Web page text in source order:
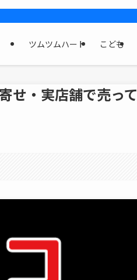
ツムツムハート こども
せ・実店舗で売って